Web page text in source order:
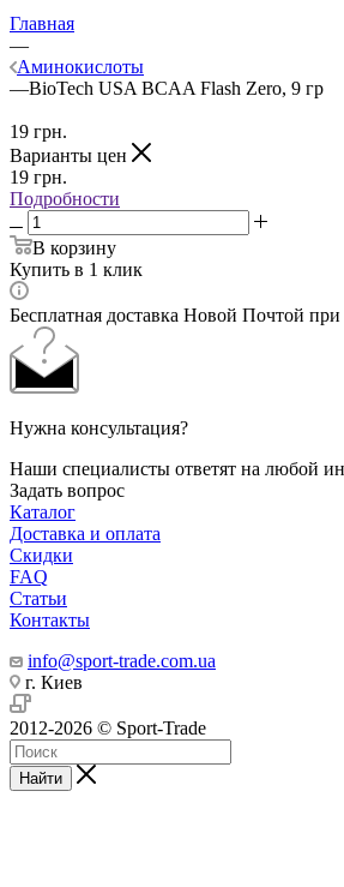
Главная
—
Аминокислоты
—BioTech USA BCAA Flash Zero, 9 гр
19 грн.
Варианты цен
19 грн.
Подробности
В корзину
Купить в 1 клик
Бесплатная доставка Новой Почтой при
Нужна консультация?
Наши специалисты ответят на любой
Задать вопрос
Каталог
Доставка и оплата
Скидки
FAQ
Статьи
Контакты
info@sport-trade.com.ua
г. Киев
2012-2026 © Sport-Trade
Найти